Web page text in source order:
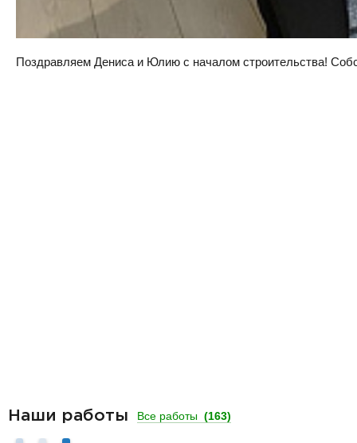
Поздравляем Дениса и Юлию с началом строительства!
Наши работы Все работы (163)